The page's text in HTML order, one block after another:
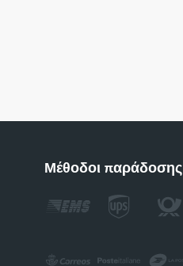
Μέθοδοι παράδοσης